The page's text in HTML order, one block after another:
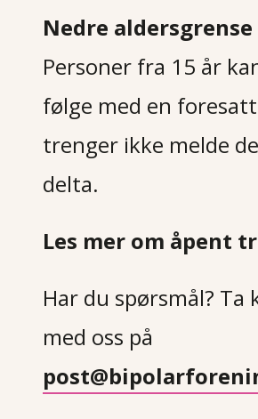
Nedre aldersgrense
Personer fra 15 år
følge med en
trenger ikke melde
delta.
Les mer om åpent
Har du spørsmål? Ta
med oss på